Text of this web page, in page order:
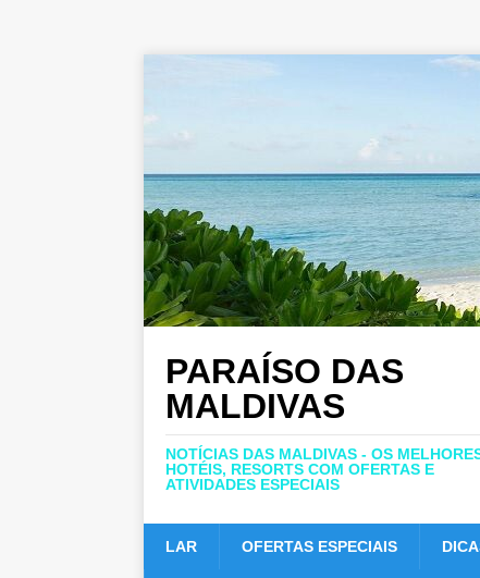
PARAÍSO DAS
MALDIVAS
NOTÍCIAS DAS MALDIVAS - OS
HOTÉIS, RESORTS COM OFERTAS E
ATIVIDADES ESPECIAIS
LAR OFERTAS ESPECIAIS